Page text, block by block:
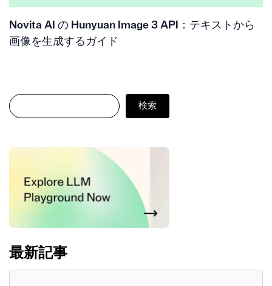
Novita AI の Hunyuan Image 3 API：テキストから
画像を生成するガイド
検索
検索
最新記事